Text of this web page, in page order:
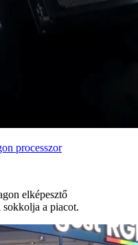
processzor
elképesztő
sokkolja a piacot.